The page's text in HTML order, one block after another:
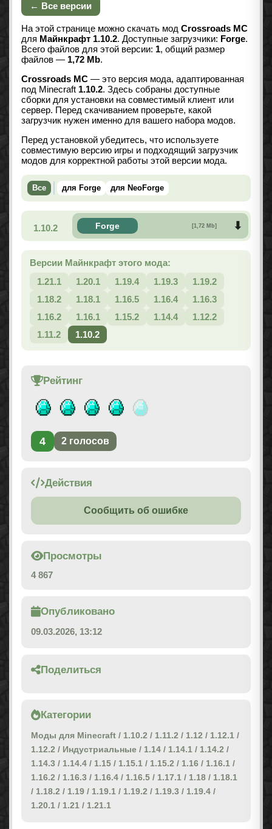
← Все версии
На этой странице можно скачать мод Crossroads MC
для Майнкрафт 1.10.2. Доступные загрузчики: Forge.
Всего файлов для этой версии: 1, общий размер
файлов — 1,72 Mb.
Crossroads MC — это версия мода, адаптированная
под Minecraft 1.10.2. Здесь собраны доступные
сборки для установки на совместимый клиент или
сервер. Перед скачиванием проверьте, какой
загрузчик нужен именно для вашего набора модов.
Перед установкой убедитесь, что используете
совместимую версию игры и подходящий загрузчик
модов для корректной работы этой версии мода.
Все для Forge для NeoForge
1.10.2 Forge [1,72 Mb]
Версии Майнкрафт этого мода:
1.21.1
1.20.1 1.19.4 1.19.3
1.19.2
1.18.2
1.18.1 1.16.5 1.16.4
1.16.3
1.16.2
1.16.1 1.15.2 1.14.4
1.12.2
1.11.2
1.10.2
Рейтинг
4 2 голосов
Действия
Сообщить об ошибке
Просмотры
4 867
Опубликовано
09.03.2026, 13:12
Поделиться
Категории
Моды для Minecraft / 1.10.2 / 1.11.2 / 1.12 / 1.12.1 /
1.12.2 / Индустриальные / 1.14 / 1.14.1 / 1.14.2 /
1.14.3 / 1.14.4 / 1.15 / 1.15.1 / 1.15.2 / 1.16 / 1.16.1 /
1.16.2 / 1.16.3 / 1.16.4 / 1.16.5 / 1.17.1 / 1.18 / 1.18.1
/ 1.18.2 / 1.19 / 1.19.1 / 1.19.2 / 1.19.3 / 1.19.4 /
1.20.1 / 1.21 / 1.21.1